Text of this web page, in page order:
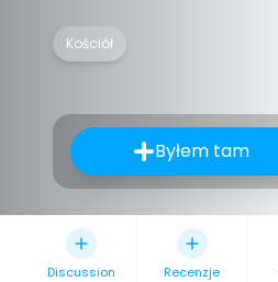
Kościół
Byłem tam
Discussion Recenzje